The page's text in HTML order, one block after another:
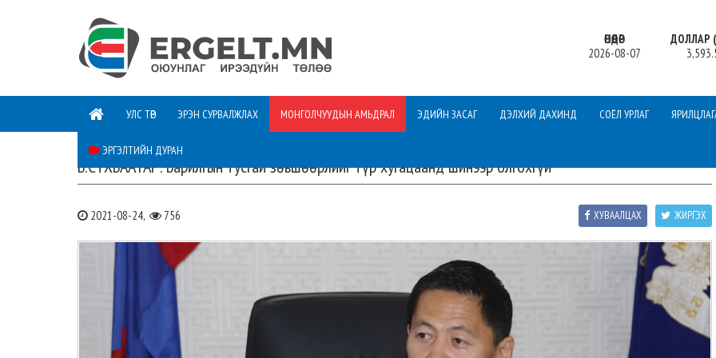
ӨНӨӨДӨР
2026-08-07
ДОЛЛАР
УЛС ТӨР ЭРЭН СУРВАЛЖЛАХ МОНГОЛЧУУДЫН АМЬДРАЛ ЭДИЙН ЗАСАГ ДЭЛХИЙ ДАХИНД СОЁЛ УРЛАГ
ЭРГЭЛТИЙН ДУРАН
Б.СҮХБААТАР: Барилгын тусгай зөвшөөрлийг түр хугацаанд шинээр олгохгүй
2021-08-24, 756 ЖИРГЭХ
ХУВААЛЦАХ